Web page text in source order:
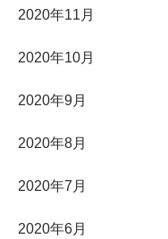
2020年11月
2020年10月
2020年9月
2020年8月
2020年7月
2020年6月